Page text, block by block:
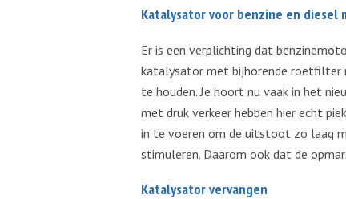
Katalysator voor benzine en diesel
Er is een verplichting dat
katalysator met bijhorende roetfilter
te houden. Je hoort nu vaak in het
met druk verkeer hebben hier echt
in te voeren om de uitstoot zo laag
stimuleren. Daarom ook dat de
Katalysator vervangen